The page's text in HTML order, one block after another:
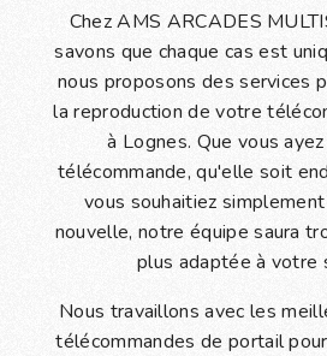
Chez AMS ARCADES
savons que chaque cas est
nous proposons des services
la reproduction de votre
à Lognes. Que vous
télécommande, qu'elle soit
vous souhaitiez
nouvelle, notre équipe saura
plus adaptée à votre
Nous travaillons avec les
télécommandes de portail